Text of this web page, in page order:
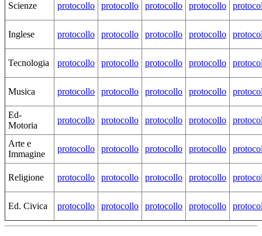
Scienze protocollo protocollo protocollo protocollo
Inglese protocollo protocollo protocollo protocollo
Tecnologia protocollo protocollo protocollo protocollo
Musica protocollo protocollo protocollo protocollo
Ed-
Motoria
protocollo protocollo protocollo protocollo
Arte e
Immagine
protocollo protocollo protocollo protocollo
Religione protocollo protocollo protocollo protocollo
Ed. Civica protocollo protocollo protocollo protocollo